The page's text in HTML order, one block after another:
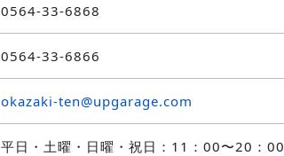
0564-33-6868
0564-33-6866
okazaki-ten@upgarage.com
平日・土曜・日曜・祝日：11：00〜20：00